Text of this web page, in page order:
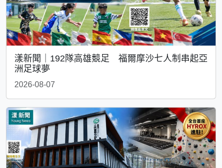
漾新聞｜192隊高雄競足 福爾摩沙七人制串起亞
洲足球夢
2026-08-07